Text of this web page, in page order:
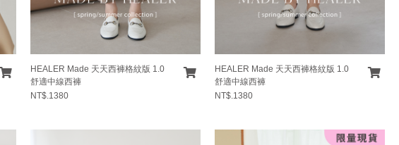
HEALER Made 天天西褲格紋版 1.0
舒適中線西褲
NT$.1380
HEALER Made 天天西褲格紋版 1.0
舒適中線西褲
NT$.1380